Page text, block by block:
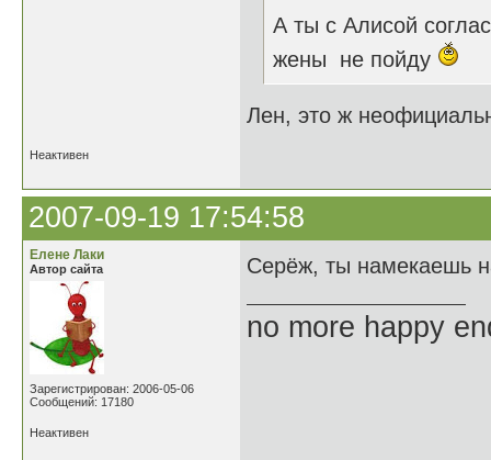
А ты с Алисой
жены не пойду
Лен, это ж
Неактивен
2007-09-19 17:54:58
Елене Лаки
Автор сайта
Зарегистрирован: 2006-05-06
Сообщений: 17180
Серёж, ты намекаешь
no more happy
Неактивен